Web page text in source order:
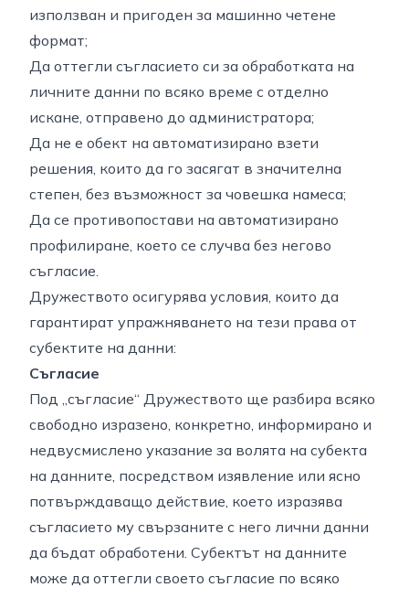
използван и пригоден за машинно четене
формат;
Да оттегли съгласието си за обработката на
личните данни по всяко време с отделно
искане, отправено до администратора;
Да не е обект на автоматизирано взети
решения, които да го засягат в значителна
степен, без възможност за човешка намеса;
Да се противопостави на автоматизирано
профилиране, което се случва без негово
съгласие.
Дружеството осигурява условия, които да
гарантират упражняването на тези права от
субектите на данни:
Съгласие
Под „съгласие“ Дружеството ще разбира всяко
свободно изразено, конкретно, информирано и
недвусмислено указание за волята на субекта
на данните, посредством изявление или ясно
потвърждаващо действие, което изразява
съгласието му свързаните с него лични данни
да бъдат обработени. Субектът на данните
може да оттегли своето съгласие по всяко